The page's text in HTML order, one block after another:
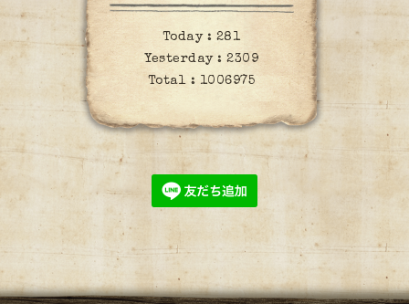
Today : 281
Yesterday : 2309
Total : 1006975